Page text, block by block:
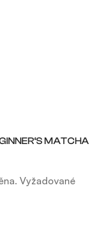
MATCHA
Vyžadované